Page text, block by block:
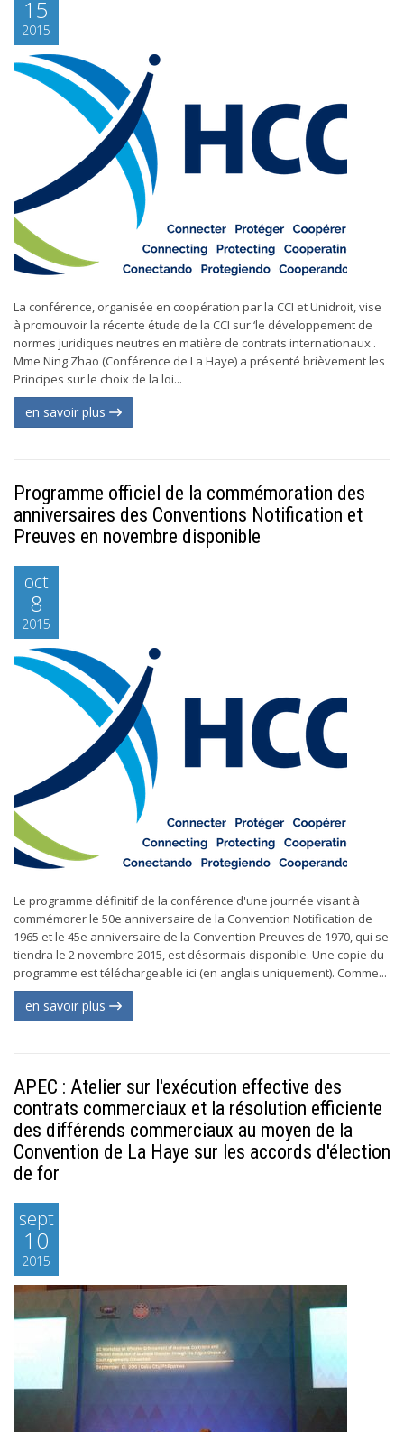
15
2015
La conférence, organisée en coopération par la CCI et Unidroit, vise
à promouvoir la récente étude de la CCI sur ‘le développement de
normes juridiques neutres en matière de contrats internationaux'.
Mme Ning Zhao (Conférence de La Haye) a présenté brièvement les
Principes sur le choix de la loi...
en savoir plus
Programme officiel de la commémoration des
anniversaires des Conventions Notification et
Preuves en novembre disponible
oct
8
2015
Le programme définitif de la conférence d'une journée visant à
commémorer le 50e anniversaire de la Convention Notification de
1965 et le 45e anniversaire de la Convention Preuves de 1970, qui se
tiendra le 2 novembre 2015, est désormais disponible. Une copie du
programme est téléchargeable ici (en anglais uniquement). Comme...
en savoir plus
APEC : Atelier sur l'exécution effective des
contrats commerciaux et la résolution efficiente
des différends commerciaux au moyen de la
Convention de La Haye sur les accords d'élection
de for
sept
10
2015